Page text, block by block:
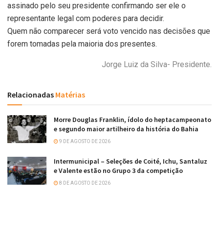
assinado pelo seu presidente confirmando ser ele o
representante legal com poderes para decidir.
Quem não comparecer será voto vencido nas decisões que
forem tomadas pela maioria dos presentes.
Jorge Luiz da Silva- Presidente.
Relacionadas Matérias
Morre Douglas Franklin, ídolo do heptacampeonato
e segundo maior artilheiro da história do Bahia
9 DE AGOSTO DE 2026
Intermunicipal – Seleções de Coité, Ichu, Santaluz
e Valente estão no Grupo 3 da competição
8 DE AGOSTO DE 2026